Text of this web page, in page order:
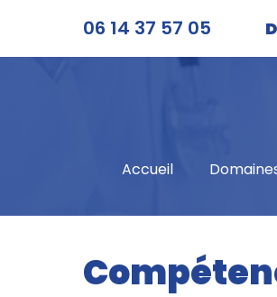
contenu
06 14 37 57 05
Accueil